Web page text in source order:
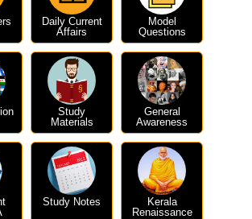
Daily Current
Affairs
Model
Questions
Study
Materials
General
Awareness
Study Notes
Kerala
Renaissance